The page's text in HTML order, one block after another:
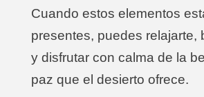
Cuando estos elementos
presentes, puedes relajarte,
y disfrutar con calma de la
paz que el desierto ofrece.